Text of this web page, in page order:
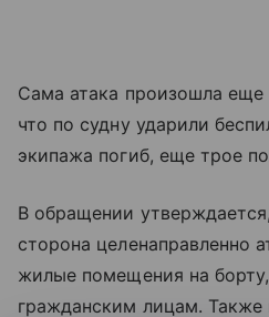
Сама атака произошла
что по судну ударили
экипажа погиб, еще трое
В обращении
сторона целенаправленно
жилые помещения на
гражданским лицам. Также